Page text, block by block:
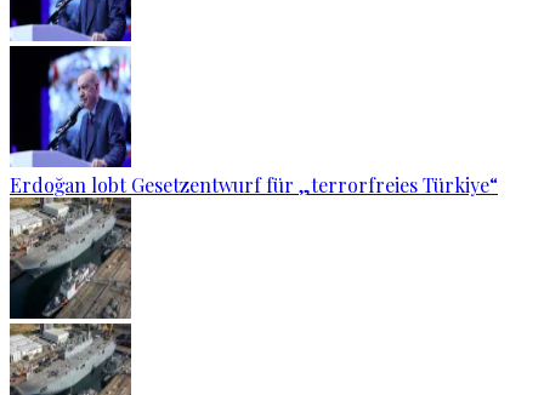
Erdoğan lobt Gesetzentwurf für „terrorfreies Türkiye“